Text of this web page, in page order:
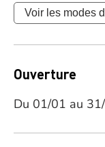
Voir les modes
Ouverture
Du 01/01 au